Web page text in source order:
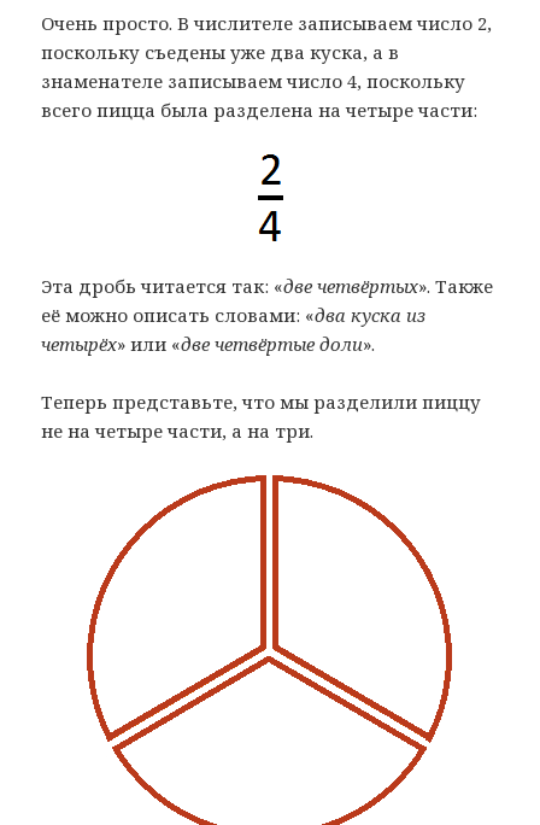
Очень просто. В числителе записываем число 2,
поскольку съедены уже два куска, а в
знаменателе записываем число 4, поскольку
всего пицца была разделена на четыре части:
Эта дробь читается так: «две четвёртых». Также
её можно описать словами: «два куска из
четырёх» или «две четвёртые доли».
Теперь представьте, что мы разделили пиццу
не на четыре части, а на три.